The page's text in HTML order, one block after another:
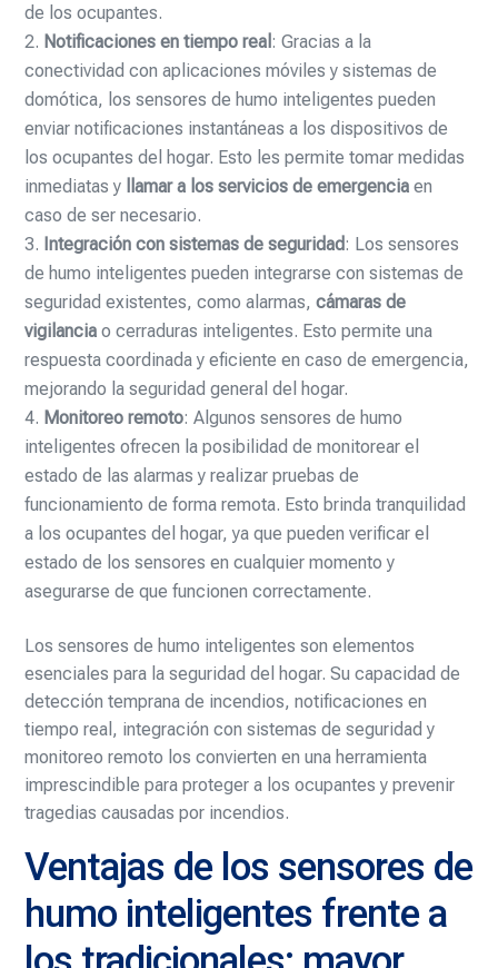
de los ocupantes.
Notificaciones en tiempo real : Gracias a la
conectividad con aplicaciones móviles y sistemas de
domótica, los sensores de humo inteligentes pueden
enviar notificaciones instantáneas a los dispositivos de
los ocupantes del hogar. Esto les permite tomar medidas
inmediatas y
llamar a los servicios de emergencia en
caso de ser necesario.
Integración con sistemas de seguridad: Los sensores
de humo inteligentes pueden integrarse con sistemas de
seguridad existentes, como alarmas,cámaras de
vigilancia o cerraduras inteligentes. Esto permite una
respuesta coordinada y eficiente en caso de emergencia,
mejorando la seguridad general del hogar.
Monitoreo remoto: Algunos sensores de humo
inteligentes ofrecen la posibilidad de monitorear el
estado de las alarmas y realizar pruebas de
funcionamiento de forma remota. Esto brinda tranquilidad
a los ocupantes del hogar, ya que pueden verificar el
estado de los sensores en cualquier momento y
asegurarse de que funcionen correctamente.
Los sensores de humo inteligentes son elementos
esenciales para la seguridad del hogar. Su capacidad de
detección temprana de incendios, notificaciones en
tiempo real, integración con sistemas de seguridad y
monitoreo remoto los convierten en una herramienta
imprescindible para proteger a los ocupantes y prevenir
tragedias causadas por incendios.
Ventajas de los sensores de
humo inteligentes frente a